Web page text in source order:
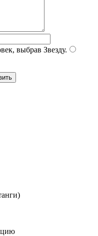
выбрав Звезду.